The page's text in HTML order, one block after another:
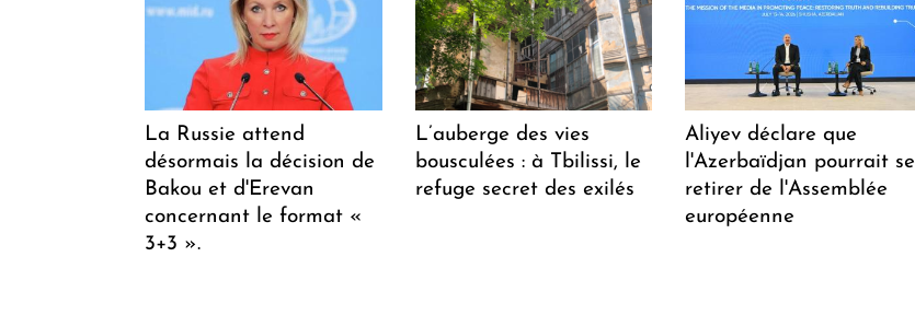
La Russie attend
désormais la décision de
Bakou et d'Erevan
concernant le format «
3+3 ».
L’auberge des vies
bousculées : à Tbilissi, le
refuge secret des exilés
Aliyev déclare que
l'Azerbaïdjan pourrait se
retirer de l'Assemblée
européenne